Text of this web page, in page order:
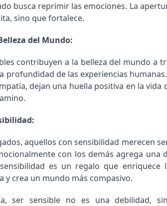
busca reprimir las emociones. La
sino que fortalece.
del Mundo:
contribuyen a la belleza del mundo a
profundidad de las experiencias
dejan una huella positiva en la vida
aquellos con sensibilidad merecen
con los demás agrega una
es un regalo que enriquece
y crea un mundo más compasivo.
ser sensible no es una debilidad,